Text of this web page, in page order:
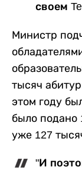
своем
Министр
тысяч
этом году
было подано
уже 127
"И